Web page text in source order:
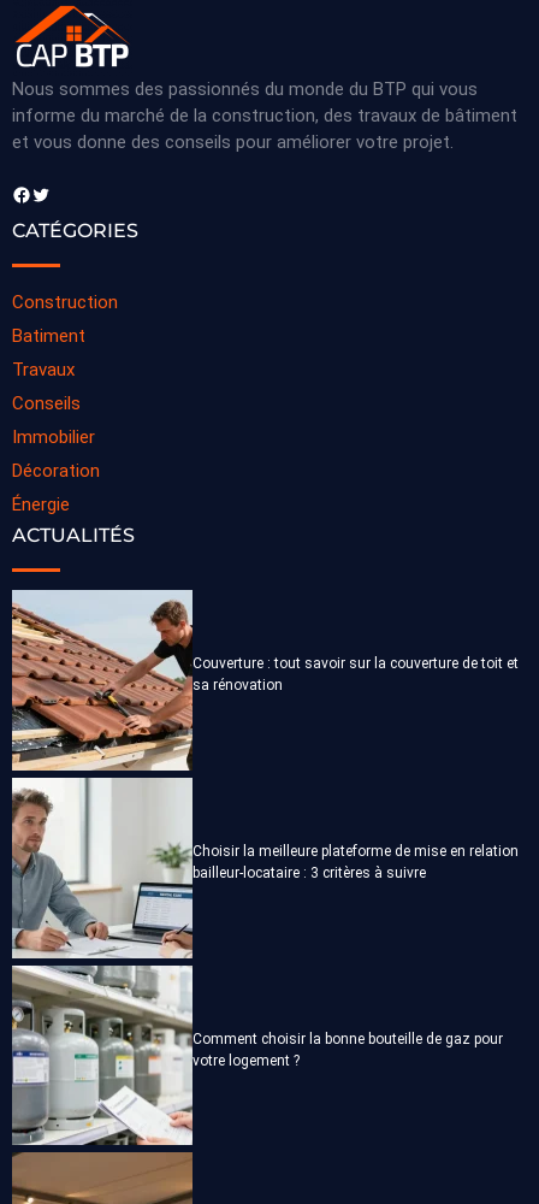
Nous sommes des passionnés du monde du BTP qui vous
informe du marché de la construction, des travaux de bâtiment
et vous donne des conseils pour améliorer votre projet.
Facebook Twitter
CATÉGORIES
Construction
Batiment
Travaux
Conseils
Immobilier
Décoration
Énergie
ACTUALITÉS
Couverture : tout savoir sur la couverture de toit et
sa rénovation
Choisir la meilleure plateforme de mise en relation
bailleur-locataire : 3 critères à suivre
Comment choisir la bonne bouteille de gaz pour
votre logement ?